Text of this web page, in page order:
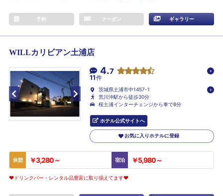
予約 クーポン ギャラリー
WILLカリビアン土浦店
4.7
11件
茨城県土浦市中1457-1
荒川沖駅から徒歩30分
桜土浦インターチェンジから車で8分
ホテル公式サイトへ
お気に入りホテルに登録
休憩 ￥3,280～ 宿泊 ￥5,980～
❤️ドリンクバー・レンタル品豊富に取り揃えてます❤️